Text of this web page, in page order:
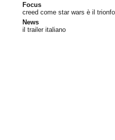
Focus
creed come star wars è il
News
il trailer italiano